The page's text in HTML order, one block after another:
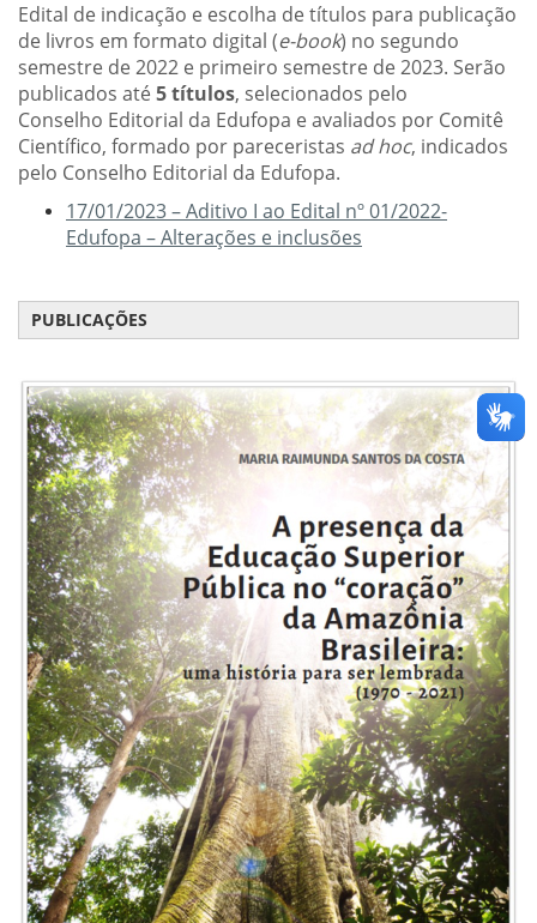
Edital de indicação e escolha de títulos para publicação
de livros em formato digital (e-book) no segundo
semestre de 2022 e primeiro semestre de 2023. Serão
publicados até 5 títulos, selecionados pelo
Conselho Editorial da Edufopa e avaliados por Comitê
Científico, formado por pareceristas ad hoc, indicados
pelo Conselho Editorial da Edufopa.
17/01/2023 – Aditivo I ao Edital nº 01/2022-
Edufopa – Alterações e inclusões
PUBLICAÇÕES